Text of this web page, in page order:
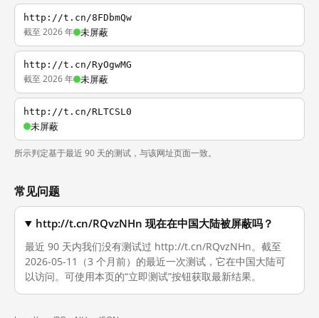
http://t.cn/8FDbmQw
截至 2026 年 未屏蔽
http://t.cn/RyOgwMG
截至 2026 年 未屏蔽
http://t.cn/RLTCSL0
未屏蔽
所示判定基于最近 90 天的测试，与该网址页面一致。
常见问题
http://t.cn/RQvzNHn 现在在中国大陆被屏蔽吗？
最近 90 天内我们没有测试过 http://t.cn/RQvzNHn。截至
2026-05-11（3 个月前）的最近一次测试，它在中国大陆可
以访问。可使用本页的“立即测试”按钮获取最新结果。